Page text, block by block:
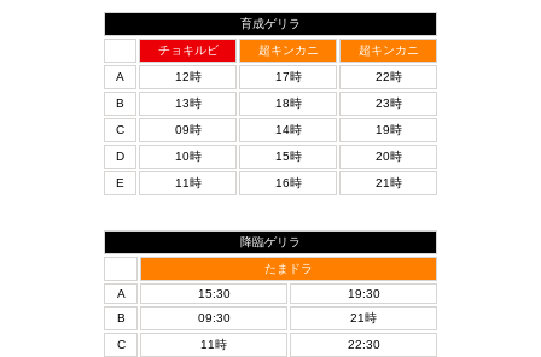
育成ゲリラ
チョキルビ
超キンカニ
超キンカニ
A
12時 17時
22時
B
13時 18時
23時
C
09時 14時
19時
D
10時 15時
20時
E
11時 16時 21時
降臨ゲリラ
たまドラ
A
15:30
19:30
B
09:30
21時
C
11時
22:30